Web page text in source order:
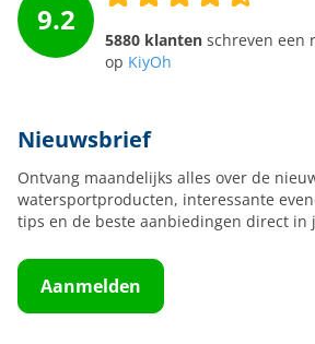
9.2
5880 klanten schreven een
op KiyOh
Nieuwsbrief
Ontvang maandelijks alles over de
watersportproducten, interessante
tips en de beste aanbiedingen direct in
Aanmelden